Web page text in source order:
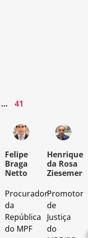
… 41
Felipe
Braga
Netto
Procurador
da
República
do MPF
Henrique
da Rosa
Ziesemer
Promotor
de
Justiça
do